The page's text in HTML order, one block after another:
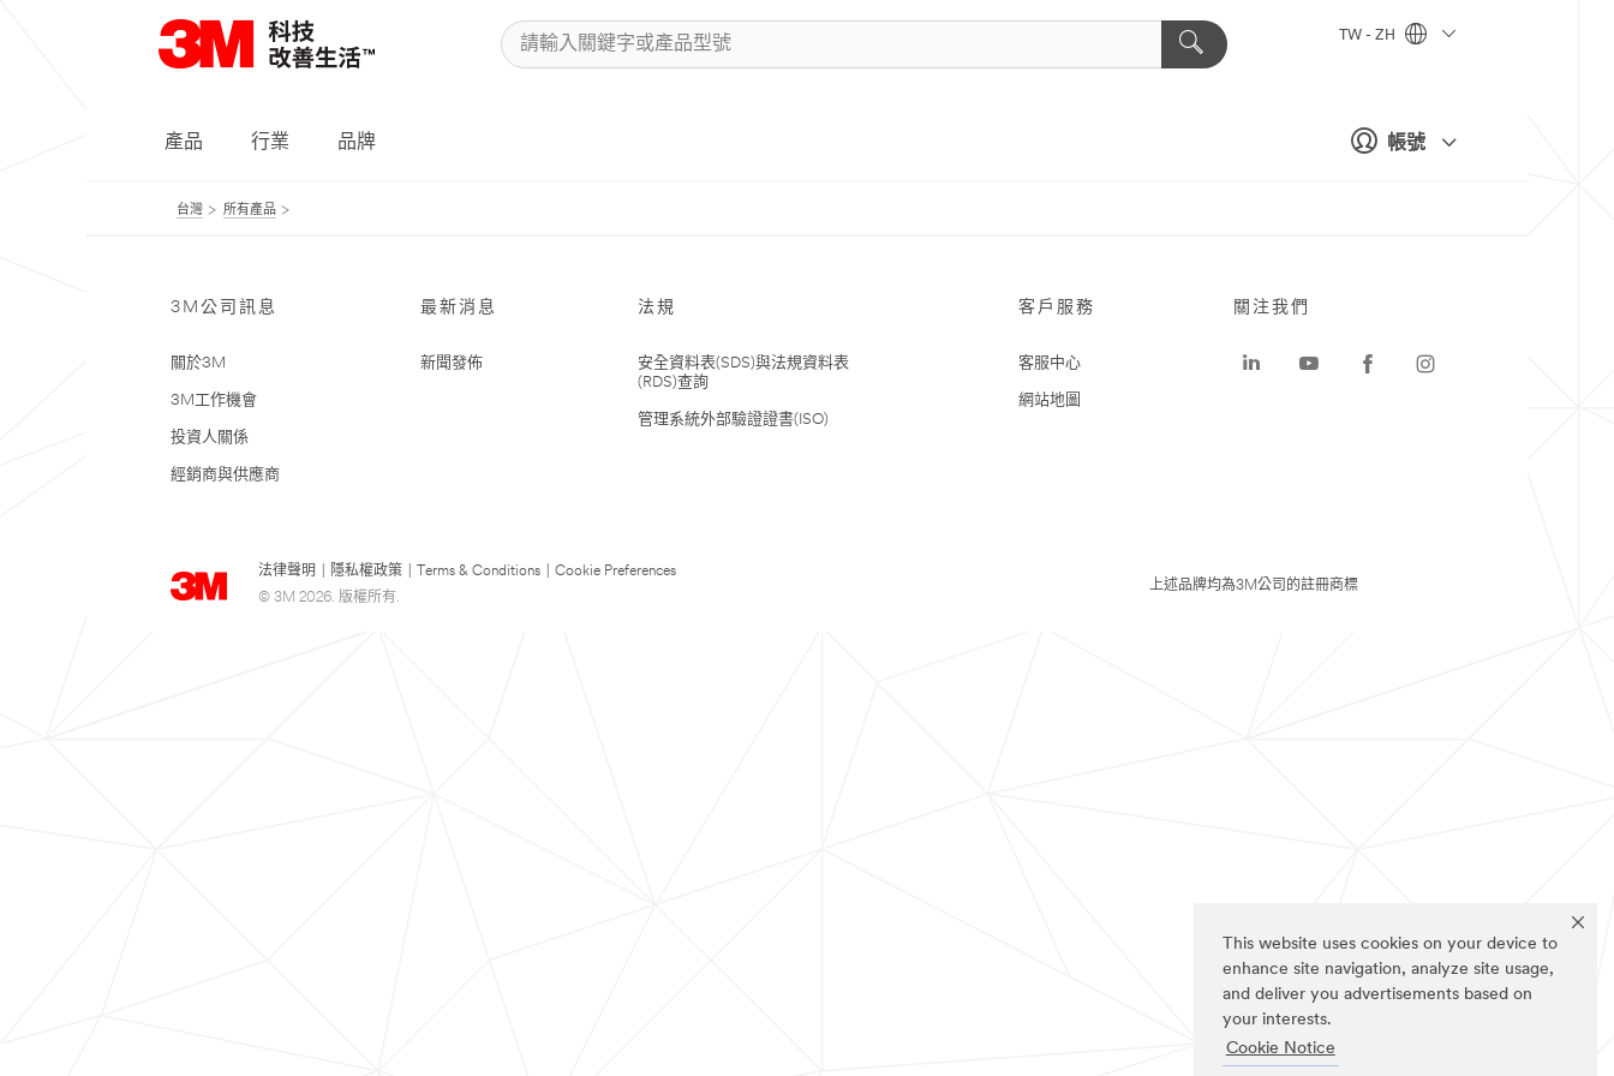
This website uses cookies on your device to
enhance site navigation, analyze site usage,
and deliver you advertisements based on
your interests.
Cookie Notice
帳號
TW - ZH
產品 行業 品牌
台灣 所有產品
3M公司訊息
關於3M
3M工作機會
投資人關係
經銷商與供應商
最新消息
新聞發佈
法規
安全資料表(SDS)與法規資料表
(RDS)查詢
管理系統外部驗證證書(ISO)
客戶服務
客服中心
網站地圖
法律聲明 隱私權政策 Terms & Conditions
Cookie Preferences
© 3M 2026. 版權所有.
關注我們
上述品牌均為3M公司的註冊商標